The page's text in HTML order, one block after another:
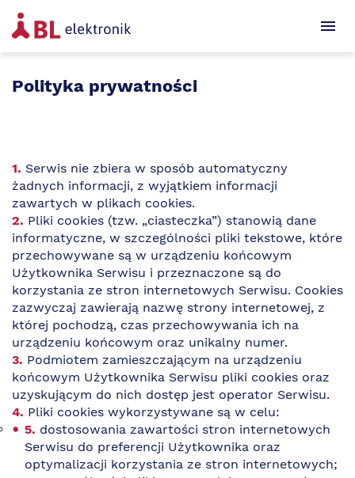
Branże
O firmie
Poradniki
Aktualności
Kontakt
Sklep
Logowanie / Rejestracja
Polityka prywatności
Serwis nie zbiera w sposób automatyczny
żadnych informacji, z wyjątkiem informacji
zawartych w plikach cookies.
Pliki cookies (tzw. „ciasteczka”) stanowią dane
informatyczne, w szczególności pliki tekstowe, które
przechowywane są w urządzeniu końcowym
Użytkownika Serwisu i przeznaczone są do
korzystania ze stron internetowych Serwisu. Cookies
zazwyczaj zawierają nazwę strony internetowej, z
której pochodzą, czas przechowywania ich na
urządzeniu końcowym oraz unikalny numer.
Podmiotem zamieszczającym na urządzeniu
końcowym Użytkownika Serwisu pliki cookies oraz
uzyskującym do nich dostęp jest operator Serwisu.
Pliki cookies wykorzystywane są w celu:
dostosowania zawartości stron internetowych
Serwisu do preferencji Użytkownika oraz
optymalizacji korzystania ze stron internetowych;